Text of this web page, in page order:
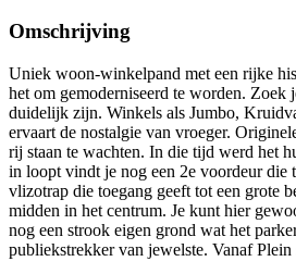
Omschrijving
Uniek woon-winkelpand met een rijke
het om gemoderniseerd te worden.
duidelijk zijn. Winkels als Jumbo,
ervaart de nostalgie van vroeger.
rij staan te wachten. In die tijd werd het
in loopt vindt je nog een 2e voordeur die
vlizotrap die toegang geeft tot een grote
midden in het centrum. Je kunt hier
nog een strook eigen grond wat het
publiekstrekker van jewelste. Vanaf